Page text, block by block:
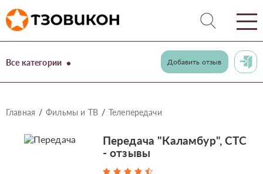
Все категории Добавить отзыв
Главная Фильмы и ТВ Телепередачи
Передача "Каламбур", СТС
- отзывы